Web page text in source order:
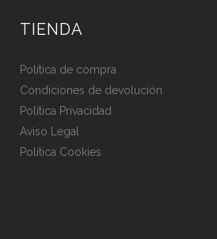
TIENDA
Política de compra
Condiciones de devolución
Política Privacidad
Aviso Legal
Política Cookies